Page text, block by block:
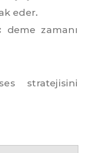
eder.
deme zamanı
stratejisini